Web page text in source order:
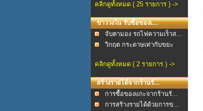
คลิกดูทั้งหมด ( 25 รายการ ) ->
ข่าววงใน รับซื้อของเ...
จับตามอง รถไฟความเร็วส...
วิกฤต กระดาษเท่ากับขยะ
คลิกดูทั้งหมด ( 2 รายการ ) ->
สร้างรายได้จากร้านรั...
การซื้อของแกะจากร้านรั...
การสร้างรายได้ด้วยการข...